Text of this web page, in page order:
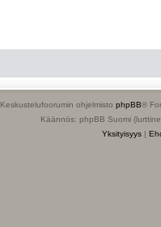
Keskustelufoorumin ohjelmisto phpBB®
Käännös: phpBB Suomi
Yksityisyys |